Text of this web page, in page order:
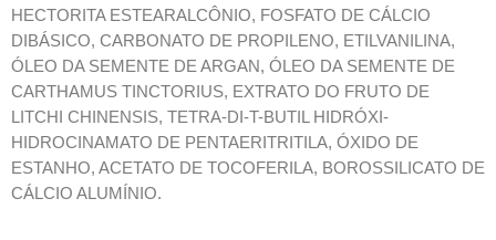
HECTORITA ESTEARALCÔNIO, FOSFATO DE CÁLCIO
DIBÁSICO, CARBONATO DE PROPILENO, ETILVANILINA,
ÓLEO DA SEMENTE DE ARGAN, ÓLEO DA SEMENTE DE
CARTHAMUS TINCTORIUS, EXTRATO DO FRUTO DE
LITCHI CHINENSIS, TETRA-DI-T-BUTIL HIDRÓXI-
HIDROCINAMATO DE PENTAERITRITILA, ÓXIDO DE
ESTANHO, ACETATO DE TOCOFERILA, BOROSSILICATO DE
CÁLCIO ALUMÍNIO.